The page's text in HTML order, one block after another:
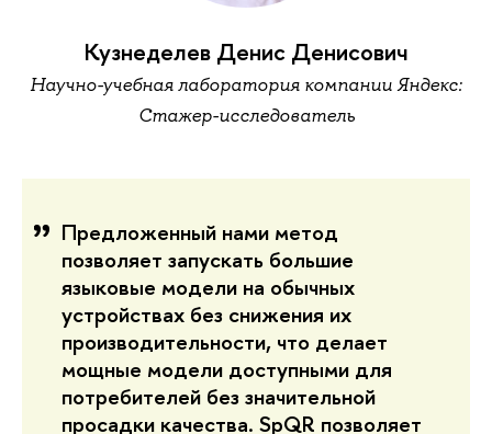
Кузнеделев Денис Денисович
Научно-учебная лаборатория компании Яндекс:
Стажер-исследователь
Предложенный нами метод
позволяет запускать большие
языковые модели на обычных
устройствах без снижения их
производительности, что делает
мощные модели доступными для
потребителей без значительной
просадки качества. SpQR позволяет